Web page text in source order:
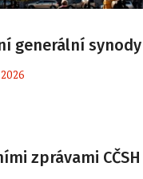
generální
zprávami